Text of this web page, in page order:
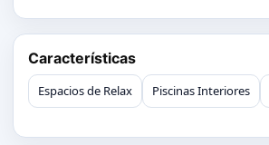
Características
Espacios de Relax Piscinas Interiores